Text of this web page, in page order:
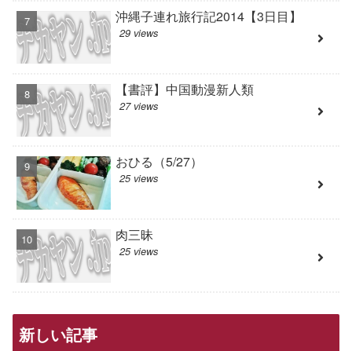
沖縄子連れ旅行記2014【3日目】
29 views
【書評】中国動漫新人類
27 views
おひる（5/27）
25 views
肉三昧
25 views
新しい記事